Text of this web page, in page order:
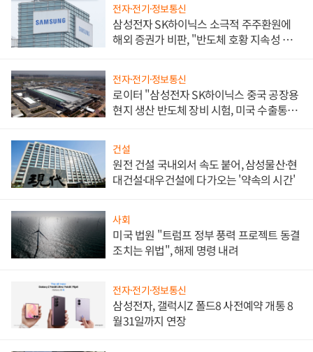
전자·전기·정보통신
삼성전자 SK하이닉스 소극적 주주환원에
해외 증권가 비판, "반도체 호황 지속성 의
전자·전기·정보통신
로이터 "삼성전자 SK하이닉스 중국 공장용
현지 생산 반도체 장비 시험, 미국 수출통제
건설
원전 건설 국내외서 속도 붙어, 삼성물산·현
대건설·대우건설에 다가오는 '약속의 시간'
사회
미국 법원 "트럼프 정부 풍력 프로젝트 동결
조치는 위법", 해제 명령 내려
전자·전기·정보통신
삼성전자, 갤럭시Z 폴드8 사전예약 개통 8
월31일까지 연장